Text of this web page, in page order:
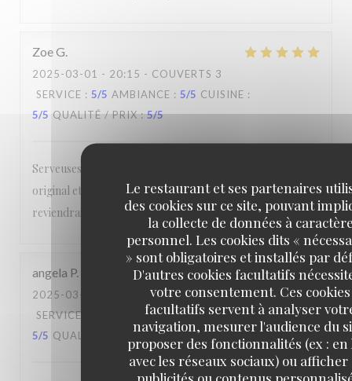
Le restaurant et ses partenaires
des cookies sur ce site, pouvant
la collecte de données à
personnel. Les cookies dits «
» sont obligatoires et installés par
D'autres cookies facultatifs
votre consentement. Ces cookies
facultatifs servent à analyser
navigation, mesurer l'audience du
proposer des fonctionnalités (ex : en
avec les réseaux sociaux) ou afficher
publicités ou contenus
ZoeG
2025-03-01 - 20:15 - COUVERTS 3
SERVICE : 5/5 AMBIANCE : 5/5 CUISINE :
5/5 QUALITÉ / PRIX: 5/5
Serveuses/ barmaid aux petits soins, cuisine succulentes,
original et de qualité, décoration de très bon goût. Je
reviendrais les yeux fermés ! Merci à vous !
angela P
2025-03-01
- 12:45 - COUVERTS 2
SERVICE
AMBIANCE: 5/5 CUISINE:
5/5 QUALITÉ / PRIX: 4/5